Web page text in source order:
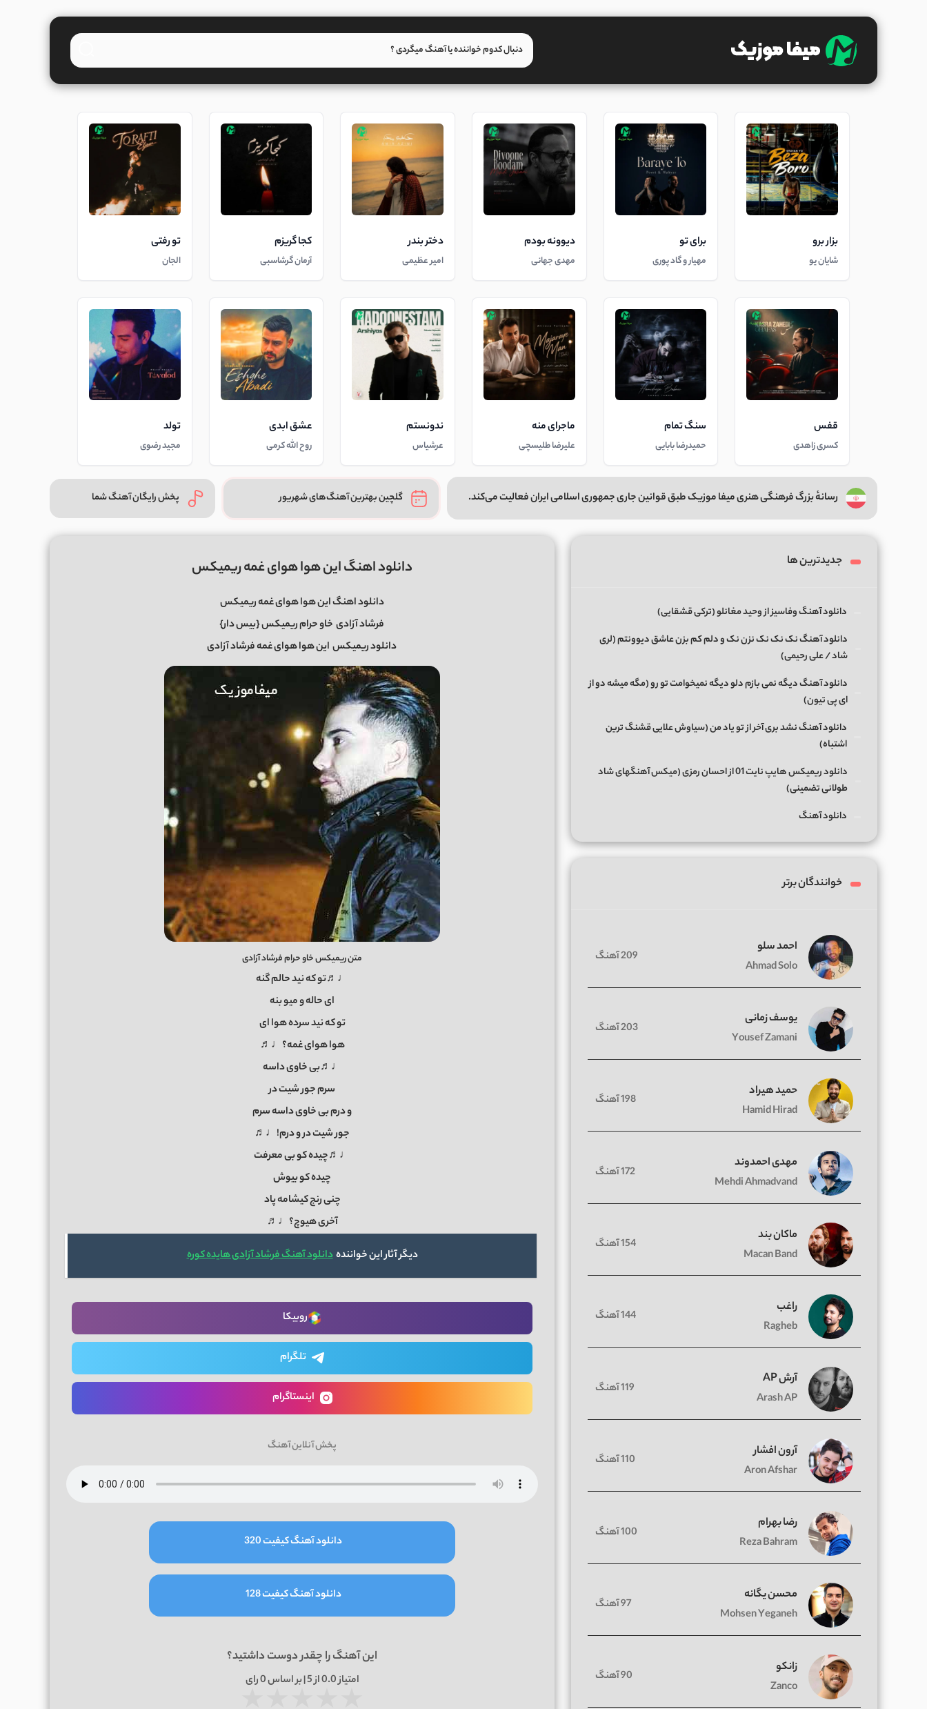
بزار برو
شایان یو
برای تو
مهیار و گاد پوری
دیوونه بودم
مهدی جهانی
دختر بندر
امیر عظیمی
کجا گریزم
آرمان گرشاسبی
تو رفتی
الجان
قفس
کسری زاهدی
سنگ تمام
حمیدرضا بابایی
ماجرای منه
علیرضا طلیسچی
ندونستم
عرشیاس
عشق ابدی
روح الله کرمی
تولد
مجید رضوی
رسانهٔ بزرگ فرهنگی هنری میفا موزیک طبق قوانین جاری جمهوری اسلامی ایران فعالیت می‌کند. گلچین بهترین آهنگ‌های شهریور پخش رایگان آهنگ شما
دانلود اهنگ این هوا هوای غمه ریمیکس
دانلود اهنگ این هوا هوای غمه ریمیکس
فرشاد آزادی خاو حرام ریمیکس {بیس دار}
دانلود ریمیکس این هوا هوای غمه فرشاد آزادی
متن ریمیکس خاو حرام فرشاد آزادی
♩♬تو که نید حالم گنه
ای حاله و میو بنه
تو که نید سرده هوا ای
هوا هوای غمه؟♩♬
♩♬بی خاوی داسه
سرم جور شیت در
و درم بی خاوی داسه سرم
جور شیت در و درم!♩♬
♩♬چیده کو بی معرفت
چیده کو بیوش
چنی رنج کیشامه پاد
آخری هیوچ؟♩♬
دیگر آثار این خوانندهدانلود آهنگ فرشاد آزادی هایده کوره
روبیکا
تلگرام
اینستاگرام
پخش آنلاین آهنگ
دانلود آهنگ کیفیت 320
دانلود آهنگ کیفیت 128
این آهنگ را چقدر دوست داشتید؟
امتیاز0.0از 5 | بر اساس 0رای
جدیدترین ها
دانلود آهنگ وفاسیز از وحید مغانلو (ترکی قشقایی)
دانلود آهنگ نک نک نک نزن نک و دلم کم بزن عاشق دیوونتم (لری
شاد / علی رحیمی)
دانلود آهنگ دیگه نمی بازم دلو دیگه نمیخوامت تو رو (مگه میشه دو از
ای پی تیون)
دانلود آهنگ نشد بری آخر از تو یاد من (سیاوش علایی قشنگ ترین
اشتباه)
دانلود ریمیکس هایپ نایت 01 از احسان رمزی (میکس آهنگهای شاد
طولانی تضمینی)
دانلود آهنگ
خوانندگان برتر
احمد سلو
Ahmad Solo
209 آهنگ
یوسف زمانی
Yousef Zamani
203 آهنگ
حمید هیراد
Hamid Hirad
198 آهنگ
مهدی احمدوند
Mehdi Ahmadvand
172 آهنگ
ماکان بند
Macan Band
154 آهنگ
راغب
Ragheb
144 آهنگ
آرش AP
Arash AP
119 آهنگ
آرون افشار
Aron Afshar
110 آهنگ
رضا بهرام
Reza Bahram
100 آهنگ
محسن یگانه
Mohsen Yeganeh
97 آهنگ
زانکو
Zanco
90 آهنگ